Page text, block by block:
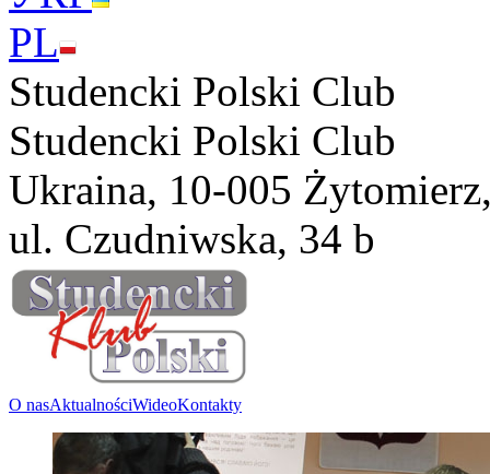
PL
Studencki Polski Club
Studencki Polski Club
Ukraina, 10-005
ul. Czudniwska, 34 b
O nasAktualnościWideoKontakty